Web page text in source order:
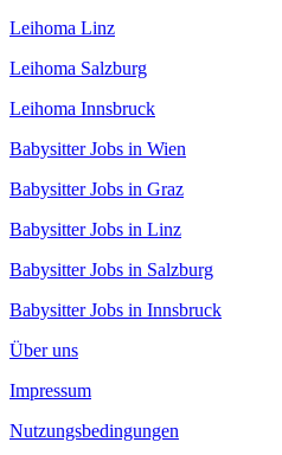
Leihoma Linz
Leihoma Salzburg
Leihoma Innsbruck
Babysitter Jobs in Wien
Babysitter Jobs in Graz
Babysitter Jobs in Linz
Babysitter Jobs in Salzburg
Babysitter Jobs in Innsbruck
Über uns
Impressum
Nutzungsbedingungen